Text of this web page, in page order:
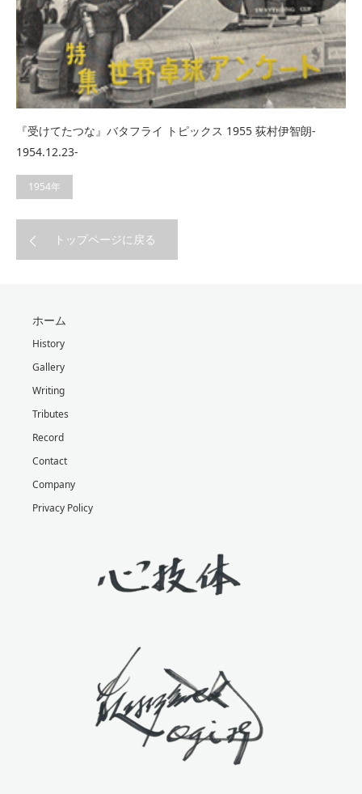
『受けてたつな』バタフライ トピックス 1955 荻村伊智朗‐
1954.12.23‐
1954年
トップページに戻る
ホーム
History
Gallery
Writing
Tributes
Record
Contact
Company
Privacy Policy